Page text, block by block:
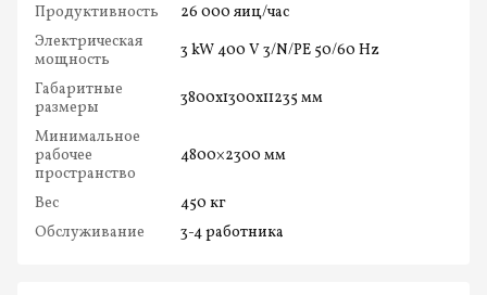
Продуктивность
26 000 яиц/час
Электрическая
мощность
3 kW 400 V 3/N/PE 50/60 Hz
Габаритные
размеры
3800x1300x11235 мм
Минимальное
рабочее
пространство
4800×2300 мм
Вес
450 кг
Обслуживание
3-4 работника